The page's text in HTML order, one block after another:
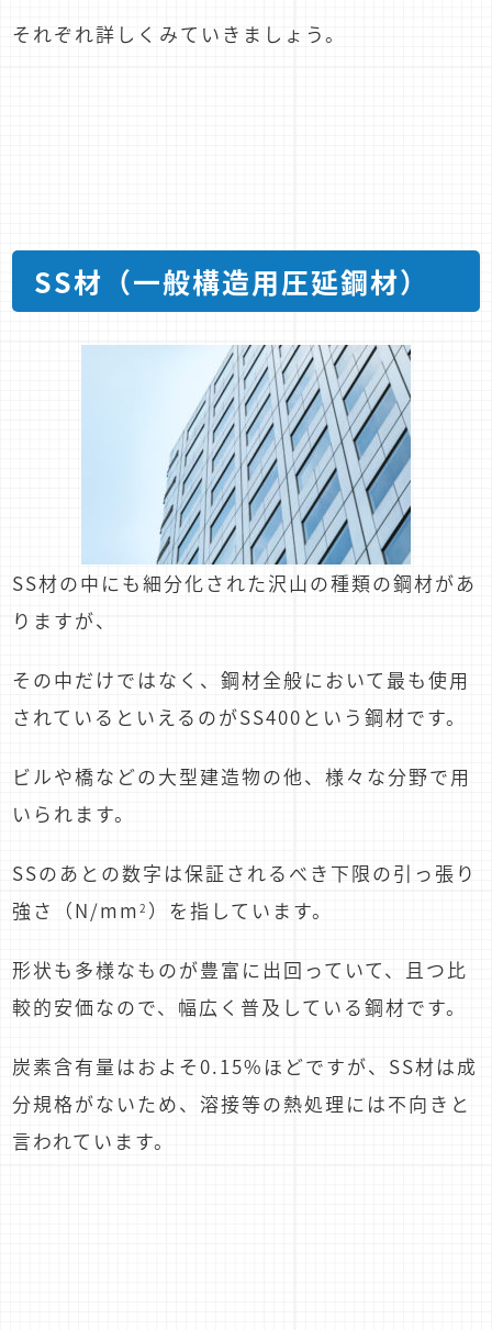
それぞれ詳しくみていきましょう。
SS材（一般構造用圧延鋼材）
SS材の中にも細分化された沢山の種類の鋼材があ
りますが、
その中だけではなく、鋼材全般において最も使用
されているといえるのがSS400という鋼材です。
ビルや橋などの大型建造物の他、様々な分野で用
いられます。
SSのあとの数字は保証されるべき下限の引っ張り
強さ（N/mm2 ）を指しています。
形状も多様なものが豊富に出回っていて、且つ比
較的安価なので、幅広く普及している鋼材です。
炭素含有量はおよそ0.15%ほどですが、SS材は成
分規格がないため、溶接等の熱処理には不向きと
言われています。